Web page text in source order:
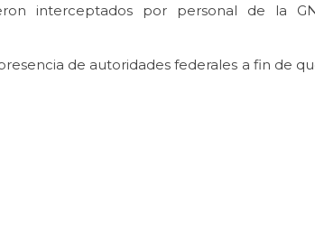
interceptados por personal de la
de autoridades federales a fin de